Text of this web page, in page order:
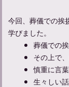
今回、葬儀での挨
学びました。
葬儀での
その上で
慎重に言
生々しい